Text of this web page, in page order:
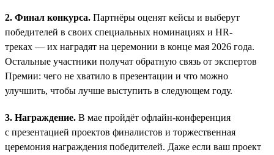
2. Финал конкурса. Партнёры оценят кейсы и выберут
победителей в своих специальных номинациях и HR-
треках — их наградят на церемонии в конце мая 2026 года.
Остальные участники получат обратную связь от экспертов
Премии: чего не хватило в презентации и что можно
улучшить, чтобы лучше выступить в следующем году.
3. Награждение. В мае пройдёт офлайн-конференция
с презентацией проектов финалистов и торжественная
церемония награждения победителей. Даже если ваш проект